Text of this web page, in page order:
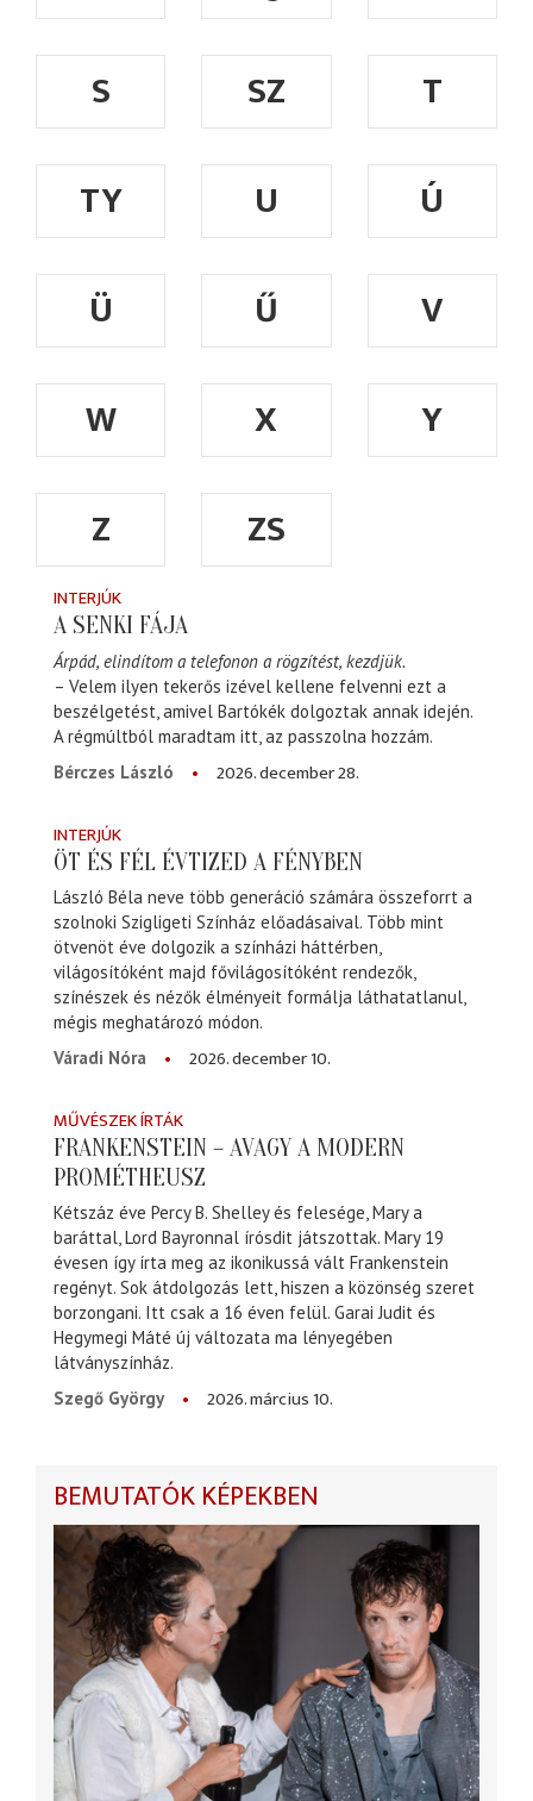
S
SZ
T
TY
U
Ú
Ü
Ű
V
W
X
Y
Z
ZS
INTERJÚK
A SENKI FÁJA
Árpád, elindítom a telefonon a rögzítést, kezdjük.
– Velem ilyen tekerős izével kellene felvenni ezt a
beszélgetést, amivel Bartókék dolgoztak annak idején.
A régmúltból maradtam itt, az passzolna hozzám.
Bérczes László
2026. december 28.
INTERJÚK
ÖT ÉS FÉL ÉVTIZED A FÉNYBEN
László Béla neve több generáció számára összeforrt a
szolnoki Szigligeti Színház előadásaival. Több mint
ötvenöt éve dolgozik a színházi háttérben,
világosítóként majd fővilágosítóként rendezők,
színészek és nézők élményeit formálja láthatatlanul,
mégis meghatározó módon.
Váradi Nóra
2026. december 10.
MŰVÉSZEK ÍRTÁK
FRANKENSTEIN – AVAGY A MODERN
PROMÉTHEUSZ
Kétszáz éve Percy B. Shelley és felesége, Mary a
baráttal, Lord Bayronnal írósdit játszottak. Mary 19
évesen így írta meg az ikonikussá vált Frankenstein
regényt. Sok átdolgozás lett, hiszen a közönség szeret
borzongani. Itt csak a 16 éven felül. Garai Judit és
Hegymegi Máté új változata ma lényegében
látványszínház.
Szegő György
2026. március 10.
BEMUTATÓK KÉPEKBEN